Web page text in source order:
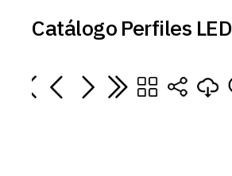
Catálogo Perfiles LED